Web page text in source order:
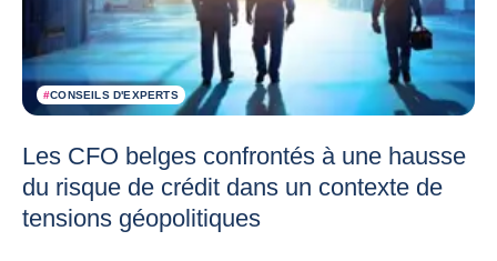
#CONSEILS D'EXPERTS
Les CFO belges confrontés à une hausse
du risque de crédit dans un contexte de
tensions géopolitiques